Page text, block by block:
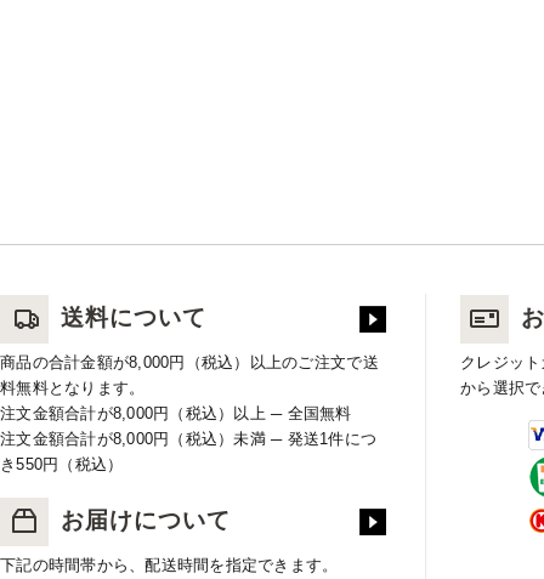
送料について
商品の合計金額が8,000円（税込）以上のご注文で送
料無料となります。
注文金額合計が8,000円（税込）以上 ─ 全国無料
注文金額合計が8,000円（税込）未満 ─ 発送1件につ
き550円（税込）
お届けについて
下記の時間帯から、配送時間を指定できます。
クレジッ
から選択